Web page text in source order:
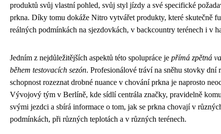
produktů svůj vlastní pohled, svůj styl jízdy a své specifické
prkna. Díky tomu dokáže Nitro vytvářet produkty, které skutečně
reálných podmínkách na sjezdovkách, v backcountry terénech i v
Jedním z nejdůležitějších aspektů této spolupráce je přímá zpětná
během testovacích sezón. Profesionálové tráví na sněhu stovky dní
schopnost rozeznat drobné nuance v chování prkna je naprosto
Vývojový tým v Berlíně, kde sídlí centrála značky, pravidelně
svými jezdci a sbírá informace o tom, jak se prkna chovají v
podmínkách, při různých teplotách a v různých terénech.